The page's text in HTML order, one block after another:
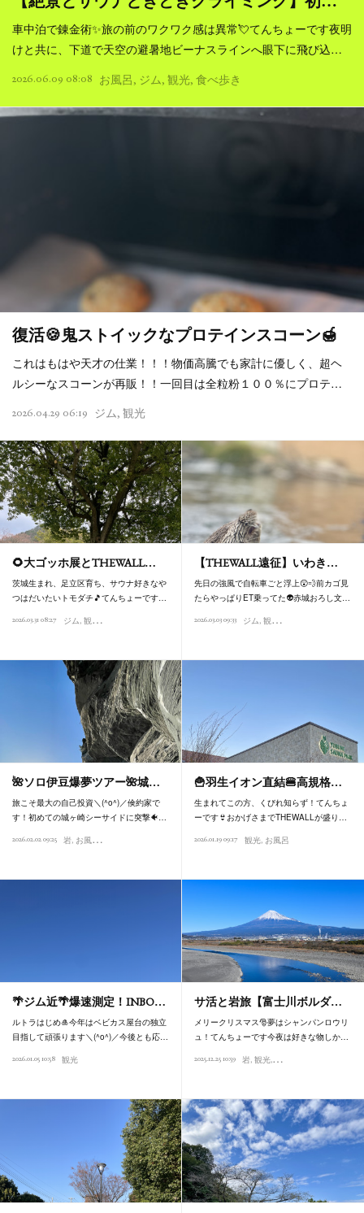
車中泊で錬金術✨旅の前のワクワク感は異常💘てんちょーです夜明
けと共に、下道で天空の避暑地ビーナスラインへ眼下に飛び込…
2026.06.09 08:08 お風呂 ジム 観光 食べ歩き
復活🍪鬼ストイックなプロテインスコーン🍯
これはもはや天才の仕業！！！物価高騰でも家計に優しく、超ヘ
ルシーなスコーンが再販！！一回目は全粒粉１００％にプロテ…
2026.04.29 06:19 ジム 観光
🌻大ゴッホ展とTHEWALL…
茨城生まれ、足立区育ち、サウナ好きなや
つはだいたいトモダチ🎵てんちょーです…
2026.03.31 08:27 ジム 観光
【THEWALL遠征】いわき…
先日の強風で自転車ごと浮上😲💨前カゴ見
たらやっぱりET乗ってた👽赤城おろし文…
2026.03.03 09:33 ジム 観光
🌺ソロ伊豆爆夢ツアー🌺城…
旅こそ最大の自己投資＼(^o^)／倹約家で
す！初めての城ヶ崎シーサイドに突撃🐠…
2026.02.02 09:25 岩 お風呂
🍟羽生イオン直結🍔高規格…
生まれてこの方、くびれ知らず！てんちょ
ーです👙おかげさまでTHEWALLが盛り…
2026.01.19 09:17 観光 お風呂
🌴ジム近🌴爆速測定！INBO…
ルトラはじめ🎍今年はベビカス屋台の独立
目指して頑張ります＼(^o^)／今後とも応…
2026.01.05 10:58 観光
サ活と岩旅【富士川ボルダ…
メリークリスマス🎅夢はシャンパンロウリ
ュ！てんちょーです今夜は好きな物しか…
2025.12.25 10:59 岩 観光 お風呂